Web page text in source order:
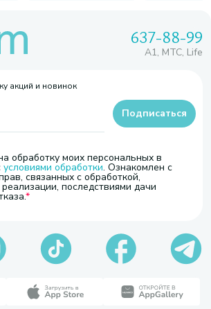
637-88-99
A1, МТС, Life
акций и новинок
обработку моих персональных в
условиями обработки. Ознакомлен с
связанных с обработкой,
последствиями дачи
Подписаться